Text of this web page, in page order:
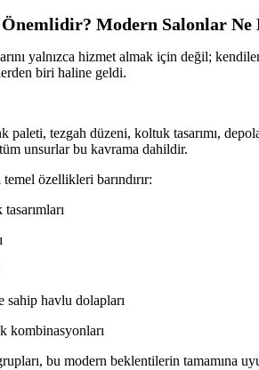
Modern Salonlar Ne
yalnızca hizmet almak için değil;
biri haline geldi.
paleti, tezgah düzeni, koltuk tasarımı,
unsurlar bu kavrama dahildir.
özellikleri barındırır:
sahip havlu dolapları
kombinasyonları
bu modern beklentilerin tamamına